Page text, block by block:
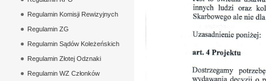
Regulamin Komisji Rewizyjnych
Regulamin ZG
Regulamin Sądów Koleżeńskich
Regulamin Złotej Odznaki
Regulamin WZ Członków